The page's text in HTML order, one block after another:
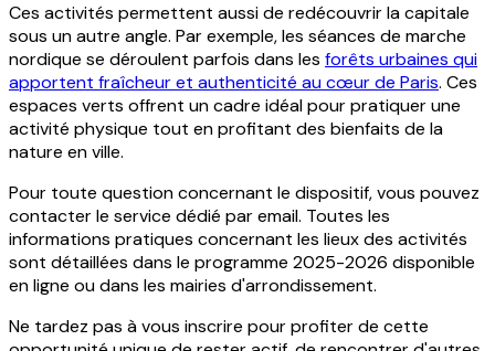
Ces activités permettent aussi de redécouvrir la capitale
sous un autre angle. Par exemple, les séances de marche
nordique se déroulent parfois dans les forêts urbaines qui
apportent fraîcheur et authenticité au cœur de Paris. Ces
espaces verts offrent un cadre idéal pour pratiquer une
activité physique tout en profitant des bienfaits de la
nature en ville.
Pour toute question concernant le dispositif, vous pouvez
contacter le service dédié par email. Toutes les
informations pratiques concernant les lieux des activités
sont détaillées dans le programme 2025-2026 disponible
en ligne ou dans les mairies d'arrondissement.
Ne tardez pas à vous inscrire pour profiter de cette